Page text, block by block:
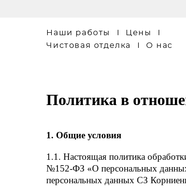
Наши работы Цены
Чистовая отделка
О нас
Политика в
1. Общие условия
1.1. Настоящая политика
№152-ФЗ «О персональных
персональных данных СЗ